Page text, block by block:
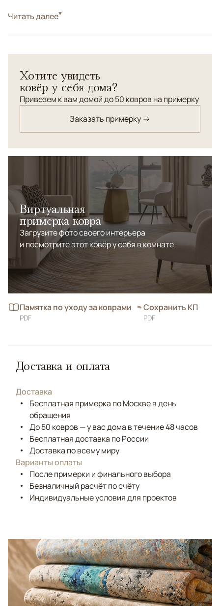
СтильКилимы и сумахи
одностороннего килима. Классический этнический
орнамент соткан традиционным способом в
Пакистане.
Читать далее
Хотите увидеть
ковёр у себя дома?
Привезем к вам домой до 50 ковров на примерку
Заказать примерку →
Виртуальная
примерка ковра
Загрузите фото своего интерьера
и посмотрите этот ковёр у себя в комнате
Памятка по уходу за коврами
PDF
Сохранить КП
PDF
Доставка и оплата
Доставка
Бесплатная примерка по Москве в день
обращения
До 50 ковров — у вас дома в течение 48 часов
Бесплатная доставка по России
Доставка по всему миру
Варианты оплаты
После примерки и финального выбора
Безналичный расчёт по счёту
Индивидуальные условия для проектов